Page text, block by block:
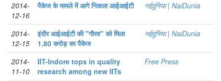
2014-
12-16
पैकेज के मामले में आगे निकला आईआईटी नईदुनिया | NaiDunia
2014-
12-15
इंदौर आईआईटी की "गौरव" को मिला
1.80 करोड़ का पैकेज
नईदुनिया | NaiDunia
2014-
11-10
IIT-Indore tops in quality
research among new IITs
Free Press